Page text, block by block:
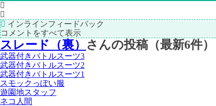
インラインフィードバック
コメントをすべて表示
スレード（裏） さんの投稿（最新6件）
武器付きバトルスーツ3
武器付きバトルスーツ2
武器付きバトルスーツ1
スモックっぽい服
遊園地スタッフ
ネコ人間